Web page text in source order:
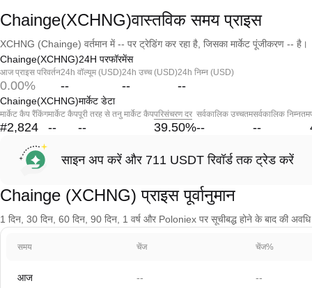
Chainge(XCHNG)वास्तविक समय प्राइस
XCHNG (Chainge) वर्तमान में -- पर ट्रेडिंग कर रहा है, जिसका मार्केट पूंजीकरण -- है।
Chainge(XCHNG)24H परफॉरमेंस
आज प्राइस परिवर्तन
0.00%
24h वॉल्यूम (USD)
--
24h उच्च (USD)
--
24h निम्न (USD)
--
Chainge(XCHNG)मार्केट डेटा
मार्केट कैप रैंकिंग
#2,824
मार्केट कैप
--
पूरी तरह से तनु मार्केट कैप
--
परिसंचरण दर
39.50%
सर्वकालिक उच्चतम
--
सर्वकालिक निम्नतम
--
साइन अप करें और 711 USDT रिवॉर्ड तक ट्रेड करें
Chainge (XCHNG) प्राइस पूर्वानुमान
1 दिन, 30 दिन, 60 दिन, 90 दिन, 1 वर्ष और Poloniex पर सूचीबद्ध होने के बाद की
समय चेंज चेंज%
आज -- --